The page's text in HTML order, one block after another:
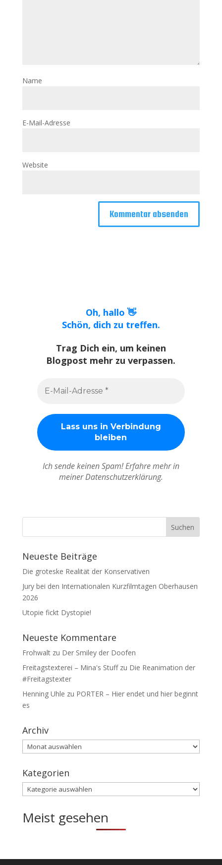
Name
E-Mail-Adresse
Website
Oh, hallo 👋
Schön, dich zu treffen.
Trag Dich ein, um keinen
Blogpost mehr zu verpassen.
Ich sende keinen Spam! Erfahre mehr in
meiner Datenschutzerklärung.
Neueste Beiträge
Die groteske Realität der Konservativen
Jury bei den Internationalen Kurzfilmtagen Oberhausen
2026
Utopie fickt Dystopie!
Neueste Kommentare
Frohwaltzu Der Smiley der Doofen
Freitagstexterei – Mina's Stuffzu Die Reanimation der
#Freitagstexter
Henning Uhle zu PORTER – Hier endet und hier beginnt
es
Archiv
Archiv
Kategorien
Kategorien
Meist gesehen